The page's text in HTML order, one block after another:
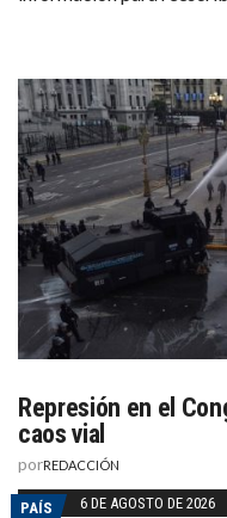
Represión en el
caos vial
porREDACCIÓN
PAÍS 6 DE AGOSTO DE 2026